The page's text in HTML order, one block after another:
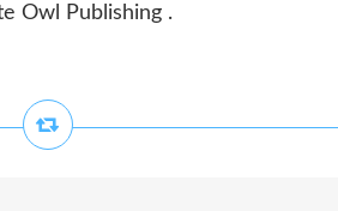
Owl Publishing .